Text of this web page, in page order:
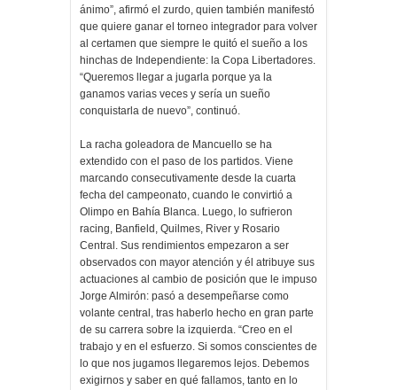
ánimo”, afirmó el zurdo, quien también manifestó
que quiere ganar el torneo integrador para volver
al certamen que siempre le quitó el sueño a los
hinchas de Independiente: la Copa Libertadores.
“Queremos llegar a jugarla porque ya la
ganamos varias veces y sería un sueño
conquistarla de nuevo”, continuó.
La racha goleadora de Mancuello se ha
extendido con el paso de los partidos. Viene
marcando consecutivamente desde la cuarta
fecha del campeonato, cuando le convirtió a
Olimpo en Bahía Blanca. Luego, lo sufrieron
racing, Banfield, Quilmes, River y Rosario
Central. Sus rendimientos empezaron a ser
observados con mayor atención y él atribuye sus
actuaciones al cambio de posición que le impuso
Jorge Almirón: pasó a desempeñarse como
volante central, tras haberlo hecho en gran parte
de su carrera sobre la izquierda. “Creo en el
trabajo y en el esfuerzo. Si somos conscientes de
lo que nos jugamos llegaremos lejos. Debemos
exigirnos y saber en qué fallamos, tanto en lo